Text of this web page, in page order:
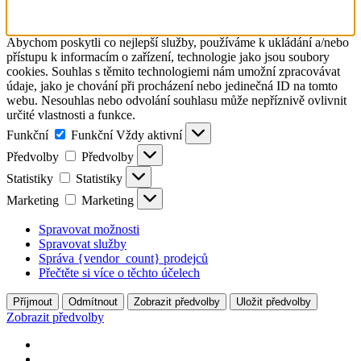
Abychom poskytli co nejlepší služby, používáme k ukládání a/nebo
přístupu k informacím o zařízení, technologie jako jsou soubory
cookies. Souhlas s těmito technologiemi nám umožní zpracovávat
údaje, jako je chování při procházení nebo jedinečná ID na tomto
webu. Nesouhlas nebo odvolání souhlasu může nepříznivě ovlivnit
určité vlastnosti a funkce.
Funkční
Funkční Vždy aktivní
Předvolby
Předvolby
Statistiky
Statistiky
Marketing
Marketing
Spravovat možnosti
Spravovat služby
Správa {vendor_count} prodejců
Přečtěte si více o těchto účelech
Příjmout Odmítnout Zobrazit předvolby Uložit předvolby
Zobrazit předvolby